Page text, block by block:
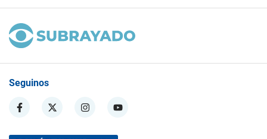
Seguinos